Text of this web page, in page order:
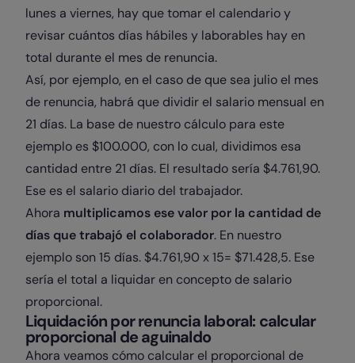
lunes a viernes, hay que tomar el calendario y
revisar cuántos días hábiles y laborables hay en
total durante el mes de renuncia.
Así, por ejemplo, en el caso de que sea julio el mes
de renuncia, habrá que dividir el salario mensual en
21 días. La base de nuestro cálculo para este
ejemplo es $100.000, con lo cual, dividimos esa
cantidad entre 21 días. El resultado sería $4.761,90.
Ese es el salario diario del trabajador.
Ahora multiplicamos ese valor por la cantidad de
días que trabajó el colaborador. En nuestro
ejemplo son 15 días. $4.761,90 x 15= $71.428,5. Ese
sería el total a liquidar en concepto de salario
proporcional.
Liquidación por renuncia laboral: calcular
proporcional de aguinaldo
Ahora veamos cómo calcular el proporcional de